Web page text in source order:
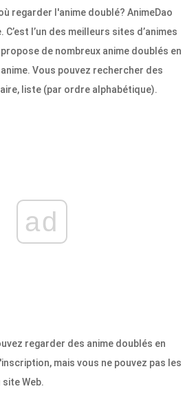
regarder l'anime doublé? AnimeDao
l’un des meilleurs sites d’animes
de nombreux anime doublés en
Vous pouvez rechercher des
liste (par ordre alphabétique).
ad
regarder des anime doublés en
mais vous ne pouvez pas les
Web.